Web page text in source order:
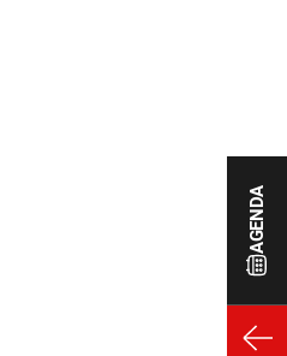
AGENDA